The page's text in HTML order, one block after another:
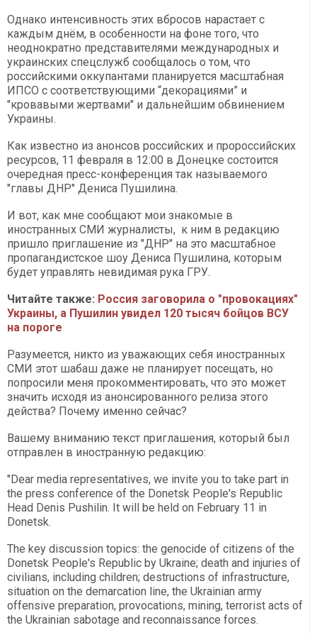
Однако интенсивность этих вбросов нарастает с
каждым днём, в особенности на фоне того, что
неоднократно представителями международных и
украинских спецслужб сообщалось о том, что
российскими оккупантами планируется масштабная
ИПСО с соответствующими “декорациями” и
"кровавыми жертвами" и дальнейшим обвинением
Украины.
Как известно из анонсов российских и пророссийских
ресурсов, 11 февраля в 12:00 в Донецке состоится
очередная пресс-конференция так называемого
"главы ДНР" Дениса Пушилина.
И вот, как мне сообщают мои знакомые в
иностранных СМИ журналисты, к ним в редакцию
пришло приглашение из "ДНР" на это масштабное
пропагандистское шоу Дениса Пушилина, которым
будет управлять невидимая рука ГРУ.
Читайте также: Россия заговорила о "провокациях"
Украины, а Пушилин увидел 120 тысяч бойцов ВСУ
на пороге
Разумеется, никто из уважающих себя иностранных
СМИ этот шабаш даже не планирует посещать, но
попросили меня прокомментировать, что это может
значить исходя из анонсированного релиза этого
действа? Почему именно сейчас?
Вашему вниманию текст приглашения, который был
отправлен в иностранную редакцию:
"Dear media representatives, we invite you to take part in
the press conference of the Donetsk People's Republic
Head Denis Pushilin. It will be held on February 11 in
Donetsk.
The key discussion topics: the genocide of citizens of the
Donetsk People's Republic by Ukraine; death and injuries of
civilians, including children; destructions of infrastructure,
situation on the demarcation line, the Ukrainian army
offensive preparation, provocations, mining, terrorist acts of
the Ukrainian sabotage and reconnaissance forces.